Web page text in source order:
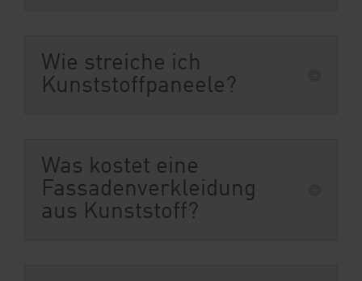
Wie streiche ich
Kunststoffpaneele?
Was kostet eine
Fassadenverkleidung
aus Kunststoff?